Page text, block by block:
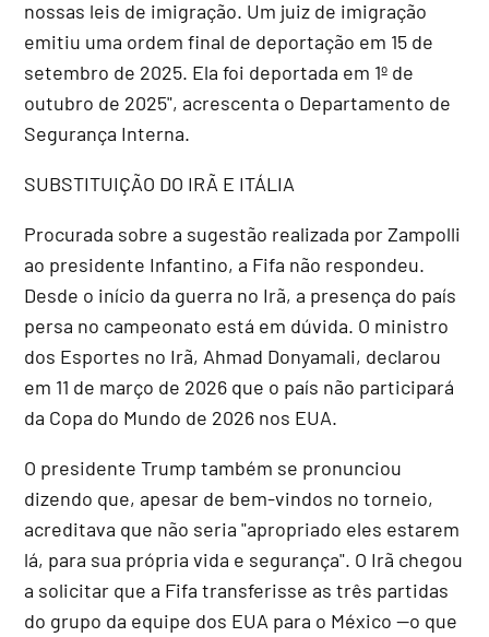
nossas leis de imigração. Um juiz de imigração
emitiu uma ordem final de deportação em 15 de
setembro de 2025. Ela foi deportada em 1º de
outubro de 2025", acrescenta o Departamento de
Segurança Interna.
SUBSTITUIÇÃO DO IRÃ E ITÁLIA
Procurada sobre a sugestão realizada por Zampolli
ao presidente Infantino, a Fifa não respondeu.
Desde o início da guerra no Irã, a presença do país
persa no campeonato está em dúvida. O ministro
dos Esportes no Irã, Ahmad Donyamali, declarou
em 11 de março de 2026 que o país não participará
da Copa do Mundo de 2026 nos EUA.
O presidente Trump também se pronunciou
dizendo que, apesar de bem-vindos no torneio,
acreditava que não seria "apropriado eles estarem
lá, para sua própria vida e segurança". O Irã chegou
a solicitar que a Fifa transferisse as três partidas
do grupo da equipe dos EUA para o México --o que